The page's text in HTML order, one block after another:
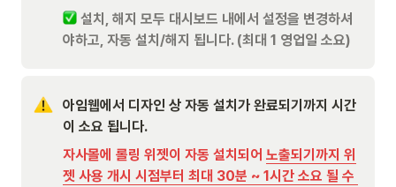
설치, 해지 모두 대시보드 내에서 설정을 변경하셔
야하고, 자동 설치/해지 됩니다. (최대 1 영업일 소요)
아임웹에서 디자인 상 자동 설치가 완료되기까지 시간
이 소요 됩니다.
자사몰에 롤링 위젯이 자동 설치되어 노출되기까지 위
젯 사용 개시 시점부터 최대 30분 ~ 1시간 소요 될 수